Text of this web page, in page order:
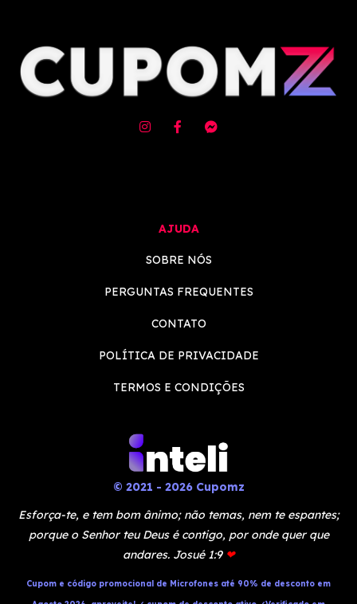
AJUDA
SOBRE NÓS
PERGUNTAS FREQUENTES
CONTATO
POLÍTICA DE PRIVACIDADE
TERMOS E CONDIÇÕES
© 2021 - 2026 Cupomz
Esforça-te, e tem bom ânimo; não temas, nem te espantes;
porque o Senhor teu Deus é contigo, por onde quer que
andares. Josué 1:9 ❤
Cupom e código promocional de Microfones até 90% de desconto em